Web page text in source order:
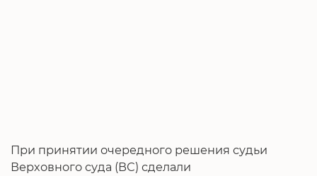
При принятии очередного решения судьи
Верховного суда (ВС) сделали